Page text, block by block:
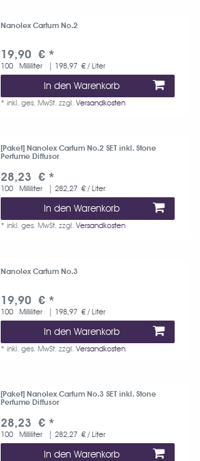
Nanolex Carfum No.2
19,90 € *
100 Milliliter | 198,97 € / Liter
In den Warenkorb
*inkl. ges. MwSt. zzgl.Versandkosten
[Paket] Nanolex Carfum No.2 SET inkl. Stone
Perfume Diffusor
28,23 € *
100 Milliliter | 282,27 € / Liter
In den Warenkorb
*inkl. ges. MwSt. zzgl.Versandkosten
Nanolex Carfum No.3
19,90 € *
100 Milliliter | 198,97 € / Liter
In den Warenkorb
*inkl. ges. MwSt. zzgl.Versandkosten
[Paket] Nanolex Carfum No.3 SET inkl. Stone
Perfume Diffusor
28,23 € *
100 Milliliter | 282,27 € / Liter
In den Warenkorb